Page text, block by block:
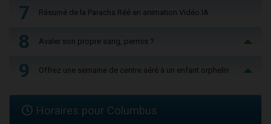
7 Résumé de la Paracha Réé en animation Vidéo IA
8 Avaler son propre sang, permis ?
9 Offrez une semaine de centre aéré à un enfant orphelin
Horaires pour Columbus